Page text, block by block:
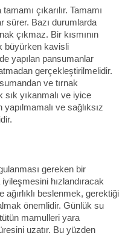
çıkarılır. Tamamı
sürer. Bazı durumlarda
çıkmaz. Bir kısmının
büyürken kavisli
yapılan pansumanlar
gerçekleştirilmelidir.
ve tırnak
sık yıkanmalı ve iyice
ve sağlıksız
gereken bir
hızlandıracak
beslenmek, gerektiği
önemlidir. Günlük su
mamulleri yara
uzatır. Bu yüzden